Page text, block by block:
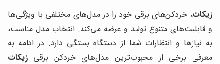
زیکات، خردکن‌های برقی خود را در مدل‌های مختلفی با ویژگی‌ها
و قابلیت‌های متنوع تولید و عرضه می‌کند. انتخاب مدل مناسب،
به نیازها و انتظارات شما از دستگاه بستگی دارد. در ادامه به
معرفی برخی از محبوب‌ترین مدل‌های خردکن برقی زیکات